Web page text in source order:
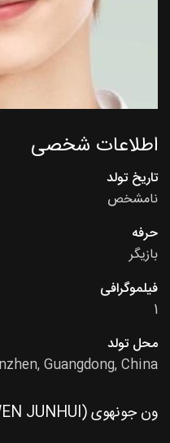
اطلاعات شخصی
تاریخ تولد
نامشخص
حرفه
بازیگر
فیلموگرافی
1
محل تولد
Guangdong, China
ون جونهوی (WEN JUNHUI)